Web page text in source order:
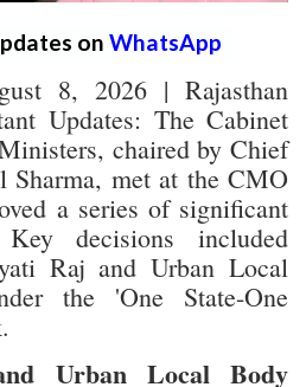
on WhatsApp
8, 2026 | Rajasthan
Updates: The Cabinet
chaired by Chief
met at the CMO
a series of significant
decisions included
Raj and Urban Local
the 'One State-One
Urban Local Body